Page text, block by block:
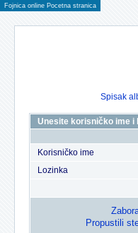
Fojnica online Pocetna stranica
Spisak
Unesite korisničko ime i
Korisničko ime
Lozinka
Propustili